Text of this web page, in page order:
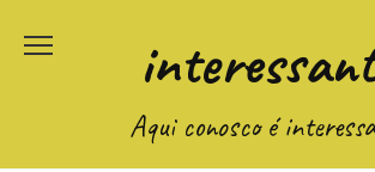
Aqui conosco é